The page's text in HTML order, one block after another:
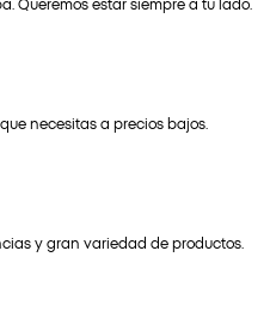
necesitas a precios bajos.
y gran variedad de productos.